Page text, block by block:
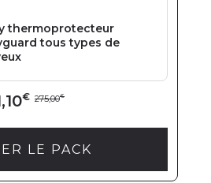
thermoprotecteur
tous types de
€ 275,00€
LE PACK